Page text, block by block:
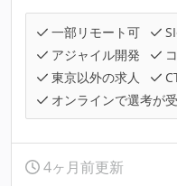
一部リモート可
アジャイル開発
東京以外の求人
オンラインで選考が
4ヶ月前更新